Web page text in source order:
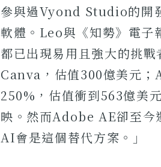
參與過Vyond Studio的開
軟體。Leo與《知勢》電
都已出現易用且強大的挑
Canva，估值300億美元
250%，估值衝到563億
映。然而Adobe AE卻至今
AI會是這個替代方案。」